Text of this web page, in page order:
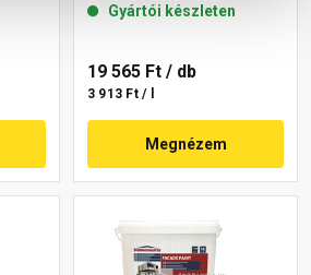
Gyártói készleten
19 565 Ft / db
3 913 Ft / l
Megnézem